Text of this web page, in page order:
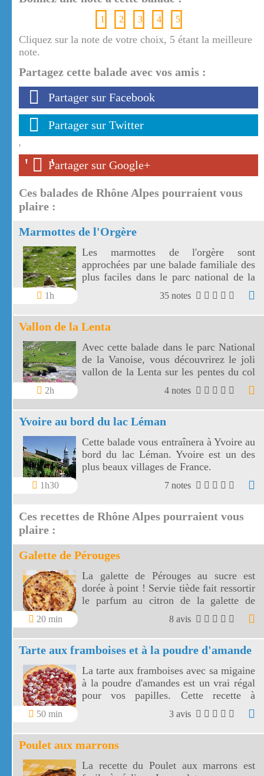
1 2 3 4 5
Cliquez sur la note de votre choix, 5 étant la meilleure
note.
Partagez cette balade avec vos amis :
Partager sur Facebook
Partager sur Twitter
'
' '
Partager sur Google+
Ces balades de Rhône Alpes pourraient vous
plaire :
Marmottes de l'Orgère
1h
Les marmottes de l'orgère sont
approchées par une balade familiale des
plus faciles dans le parc national de la
Vanoise. Les marmottes de l'Orgère sont
visibles au fond d'un vallon juste en
dessous des 2000 m d'altitude.
35 notes
Vallon de la Lenta
2h
Avec cette balade dans le parc National
de la Vanoise, vous découvrirez le joli
vallon de la Lenta sur les pentes du col
de l'Iseran. Le vallon de la Lenta fait
face au glacier des Evettes et à la vallée
de l'Arc. Le col de l'Iseran est le plus
haut de France.
4 notes
Yvoire au bord du lac Léman
1h30
Cette balade vous entraînera à Yvoire au
bord du lac Léman. Yvoire est un des
plus beaux villages de France.
7 notes
Ces recettes de Rhône Alpes pourraient vous
plaire :
Galette de Pérouges
20 min
La galette de Pérouges au sucre est
dorée à point ! Servie tiède fait ressortir
le parfum au citron de la galette de
8 avis
Tarte aux framboises et à la poudre d'amande
50 min
La tarte aux framboises avec sa migaine
à la poudre d'amandes est un vrai régal
pour vos papilles. Cette recette à
l'ancienne, très appétissante, va réveiller
en vous un élan de gourmandise.
3 avis
Poulet aux marrons
La recette du Poulet aux marrons est